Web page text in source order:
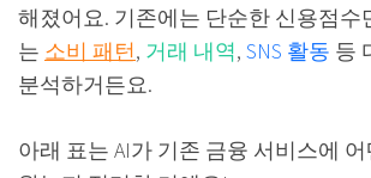
해졌어요. 기존에는 단순한 신용점수
는 소비 패턴, 거래 내역, SNS 활동 등
분석하거든요.
아래 표는 AI가 기존 금융 서비스에